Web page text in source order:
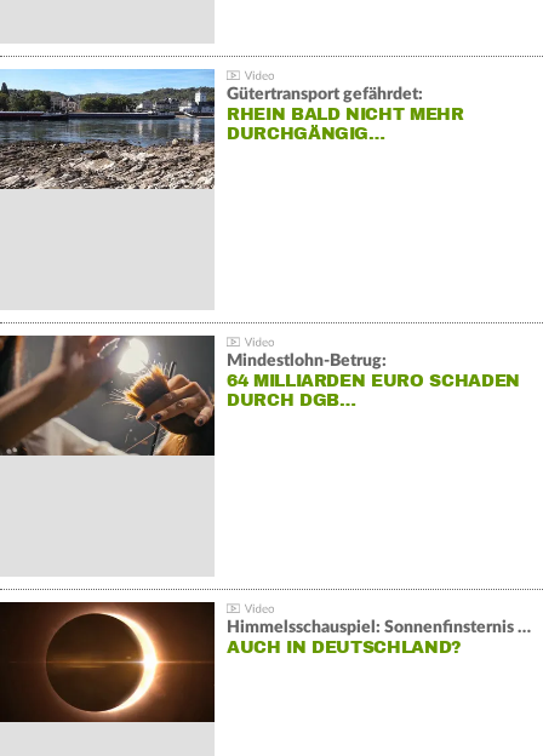
Gütertransport gefährdet:
RHEIN BALD NICHT MEHR
DURCHGÄNGIG…
Mindestlohn-Betrug:
64 MILLIARDEN EURO SCHADEN
DURCH DGB…
Himmelsschauspiel: Sonnenfinsternis über Spanien
AUCH IN DEUTSCHLAND?